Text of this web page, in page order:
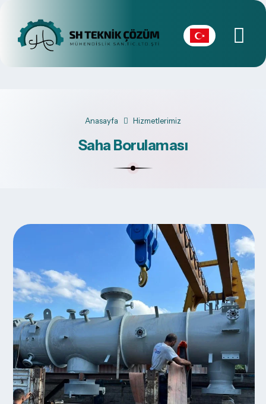
Anasayfa Hizmetlerimiz
Saha Borulaması